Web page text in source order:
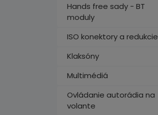
Hands free sady - BT
moduly
ISO konektory a redukcie
Klaksóny
Multimédiá
Ovládanie autorádia na
volante